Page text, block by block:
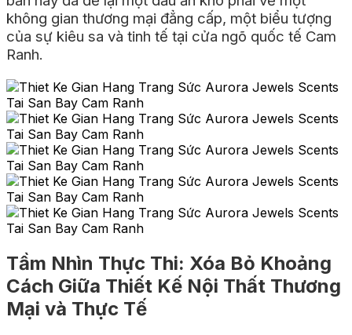
không gian thương mại đẳng cấp, một biểu tượng
của sự kiêu sa và tinh tế tại cửa ngõ quốc tế Cam
Ranh.
Tầm Nhìn Thực Thi: Xóa Bỏ Khoảng
Cách Giữa Thiết Kế Nội Thất Thương
Mại và Thực Tế